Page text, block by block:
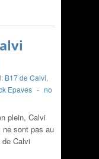
B17 de Calvi,
Epaves - no
plein, Calvi
ne sont pas au
Calvi